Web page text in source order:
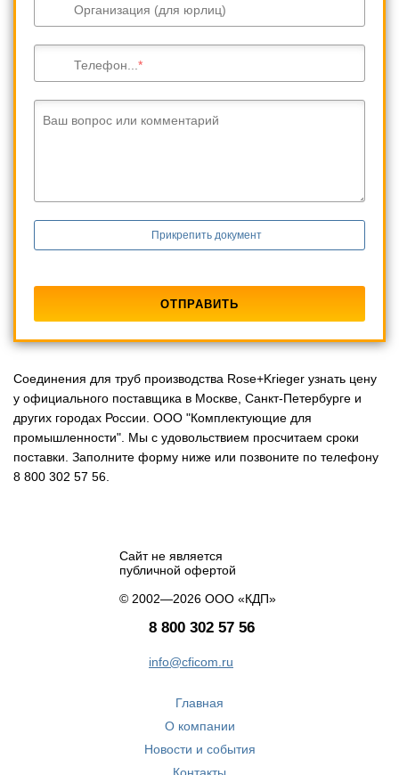
Организация (для юрлиц)
Телефон...
Ваш вопрос или комментарий
Прикрепить документ
Соединения для труб производства Rose+Krieger узнать цену
у официального поставщика в Москве, Санкт-Петербурге и
других городах России. ООО "Комплектующие для
промышленности". Мы с удовольствием просчитаем сроки
поставки. Заполните форму ниже или позвоните по телефону
8 800 302 57 56.
Сайт не является
публичной офертой
© 2002—2026 ООО «КДП»
8 800 302 57 56
info@cficom.ru
Главная
О компании
Новости и события